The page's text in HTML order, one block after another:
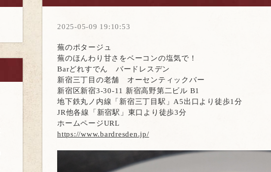
2025-05-09 19:10:53
蕪のポタージュ
蕪のほんわり甘さをベーコンの塩気で！
Barどれすでん バードレスデン
新宿三丁目の老舗 オーセンティックバー
新宿区新宿3-30-11 新宿高野第二ビル B1
地下鉄丸ノ内線「新宿三丁目駅」 A5出口より徒歩1 分
JR他各線「新宿駅」東口より徒歩3分
ホームページURL
https://www.bardresden.jp/